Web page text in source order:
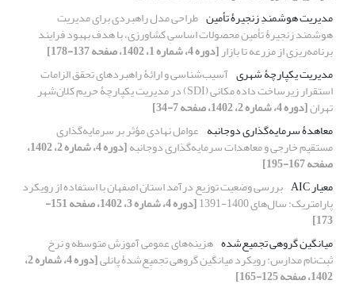
مدیریت هوشمندِ زنجیرۀ تأمین طراحی مدل راهبردی برای مدیریت
هوشمند زنجیرۀ تأمین محصولات اساسیِ کشاورزی، با هدف بهبود فرایند
برنامه‌‏ریزی از مزرعه تا بازار[دوره 4، شماره 1، 1402، صفحه 137-178]
مدیریت یکپارچۀ شهری آسیب‌شناسی و ارائۀ راهبردهای تحقق الزامات
استقرار زیرساخت داده مکانی (SDI) در مدیریت یکپارچۀ حریم کلان‌شهر
تهران[دوره 4، شماره 2، 1402، صفحه 7-34]
معاهدۀ سرمایه‌گذاری دوجانبه عوامل نهادی مؤثر بر سرمایه‌گذاری
مستقیم خارجی و معاهدات سرمایه‌گذاری دوجانبه [دوره 4، شماره 2، 1402،
صفحه 167-195]
معیار AIC
بررسی وضعیت توزیع درآمد استان اصفهان با استفاده از رویکرد
پارامتریک: سال‌های 1400-1391 [دوره 4، شماره 3، 1402، صفحه 151-
173]
میانگین گروهی تجمیع‌شده هزینه‌های عمومی آموزش متوسطه و نرخ
ثبت‌نام مدارس: رویکرد میانگین گروهی تجمیع‌شدۀ پانلی [دوره 4، شماره 2،
1402، صفحه 125-165]